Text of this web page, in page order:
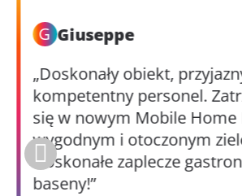
G Giuseppe
„Doskonały obiekt,
kompetentny personel.
się w nowym Mobile Home
wygodnym i otoczonym
Doskonałe zaplecze
baseny!”